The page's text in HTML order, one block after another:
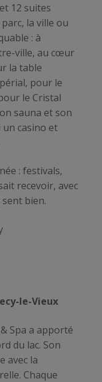
12 suites
la ville ou
: à
ville, au cœur
la table
pour le
le Cristal
sauna et son
un casino et
: festivals,
recevoir, avec
bien.
le-Vieux
Spa a apporté
du lac. Son
avec la
Chaque